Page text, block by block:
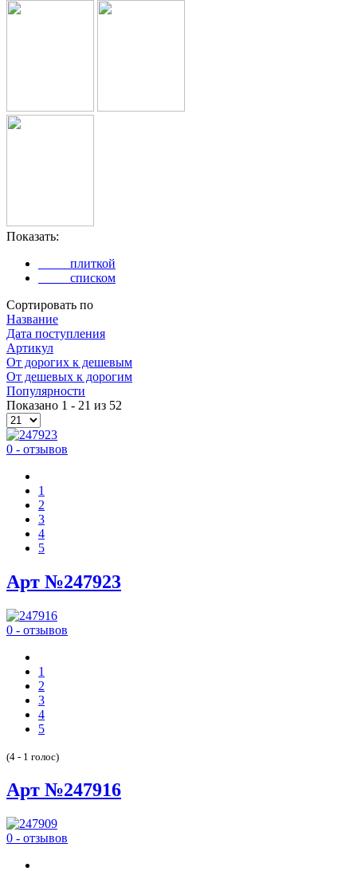
Показать:
плиткой
списком
Сортировать по
Название
Дата поступления
Артикул
Oт дорогих к дешевым
От дешевых к дорогим
Популярности
Показано 1 - 21 из 52
0 - отзывов
1
2
3
4
5
Арт №247923
0 - отзывов
1
2
3
4
5
(4 - 1 голос)
Арт №247916
0 - отзывов